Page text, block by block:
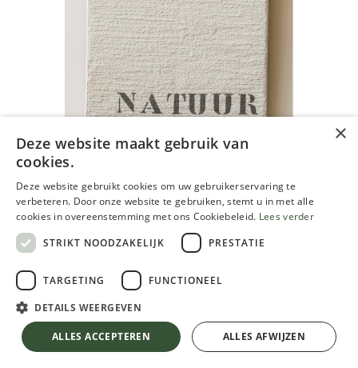
Keim badigeon universel - mortier
de chaulage, blanc 20 kg
89,43€99,37€ 10.00 % OFF
×
Deze website maakt gebruik van
cookies.
Deze website gebruikt cookies om uw gebruikerservaring te
verbeteren. Door onze website te gebruiken, stemt u in met alle
cookies in overeenstemming met ons Cookiebeleid. Lees verder
STRIKT NOODZAKELIJK
PRESTATIE
TARGETING FUNCTIONEEL
DETAILS WEERGEVEN
ALLES ACCEPTEREN ALLES AFWIJZEN